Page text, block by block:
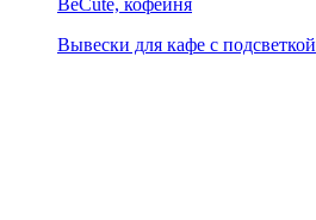
Вывески для кафе с подсветкой